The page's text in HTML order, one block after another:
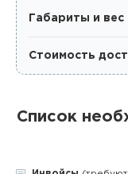
Габариты и вес
Стоимость
Список